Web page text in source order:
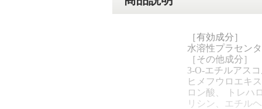
［有効成分］
水溶性プラセン
［その他成分］
3-O-エチルアス
ヒメフウロエキ
ロン酸、 トレハ
リシン、エチル